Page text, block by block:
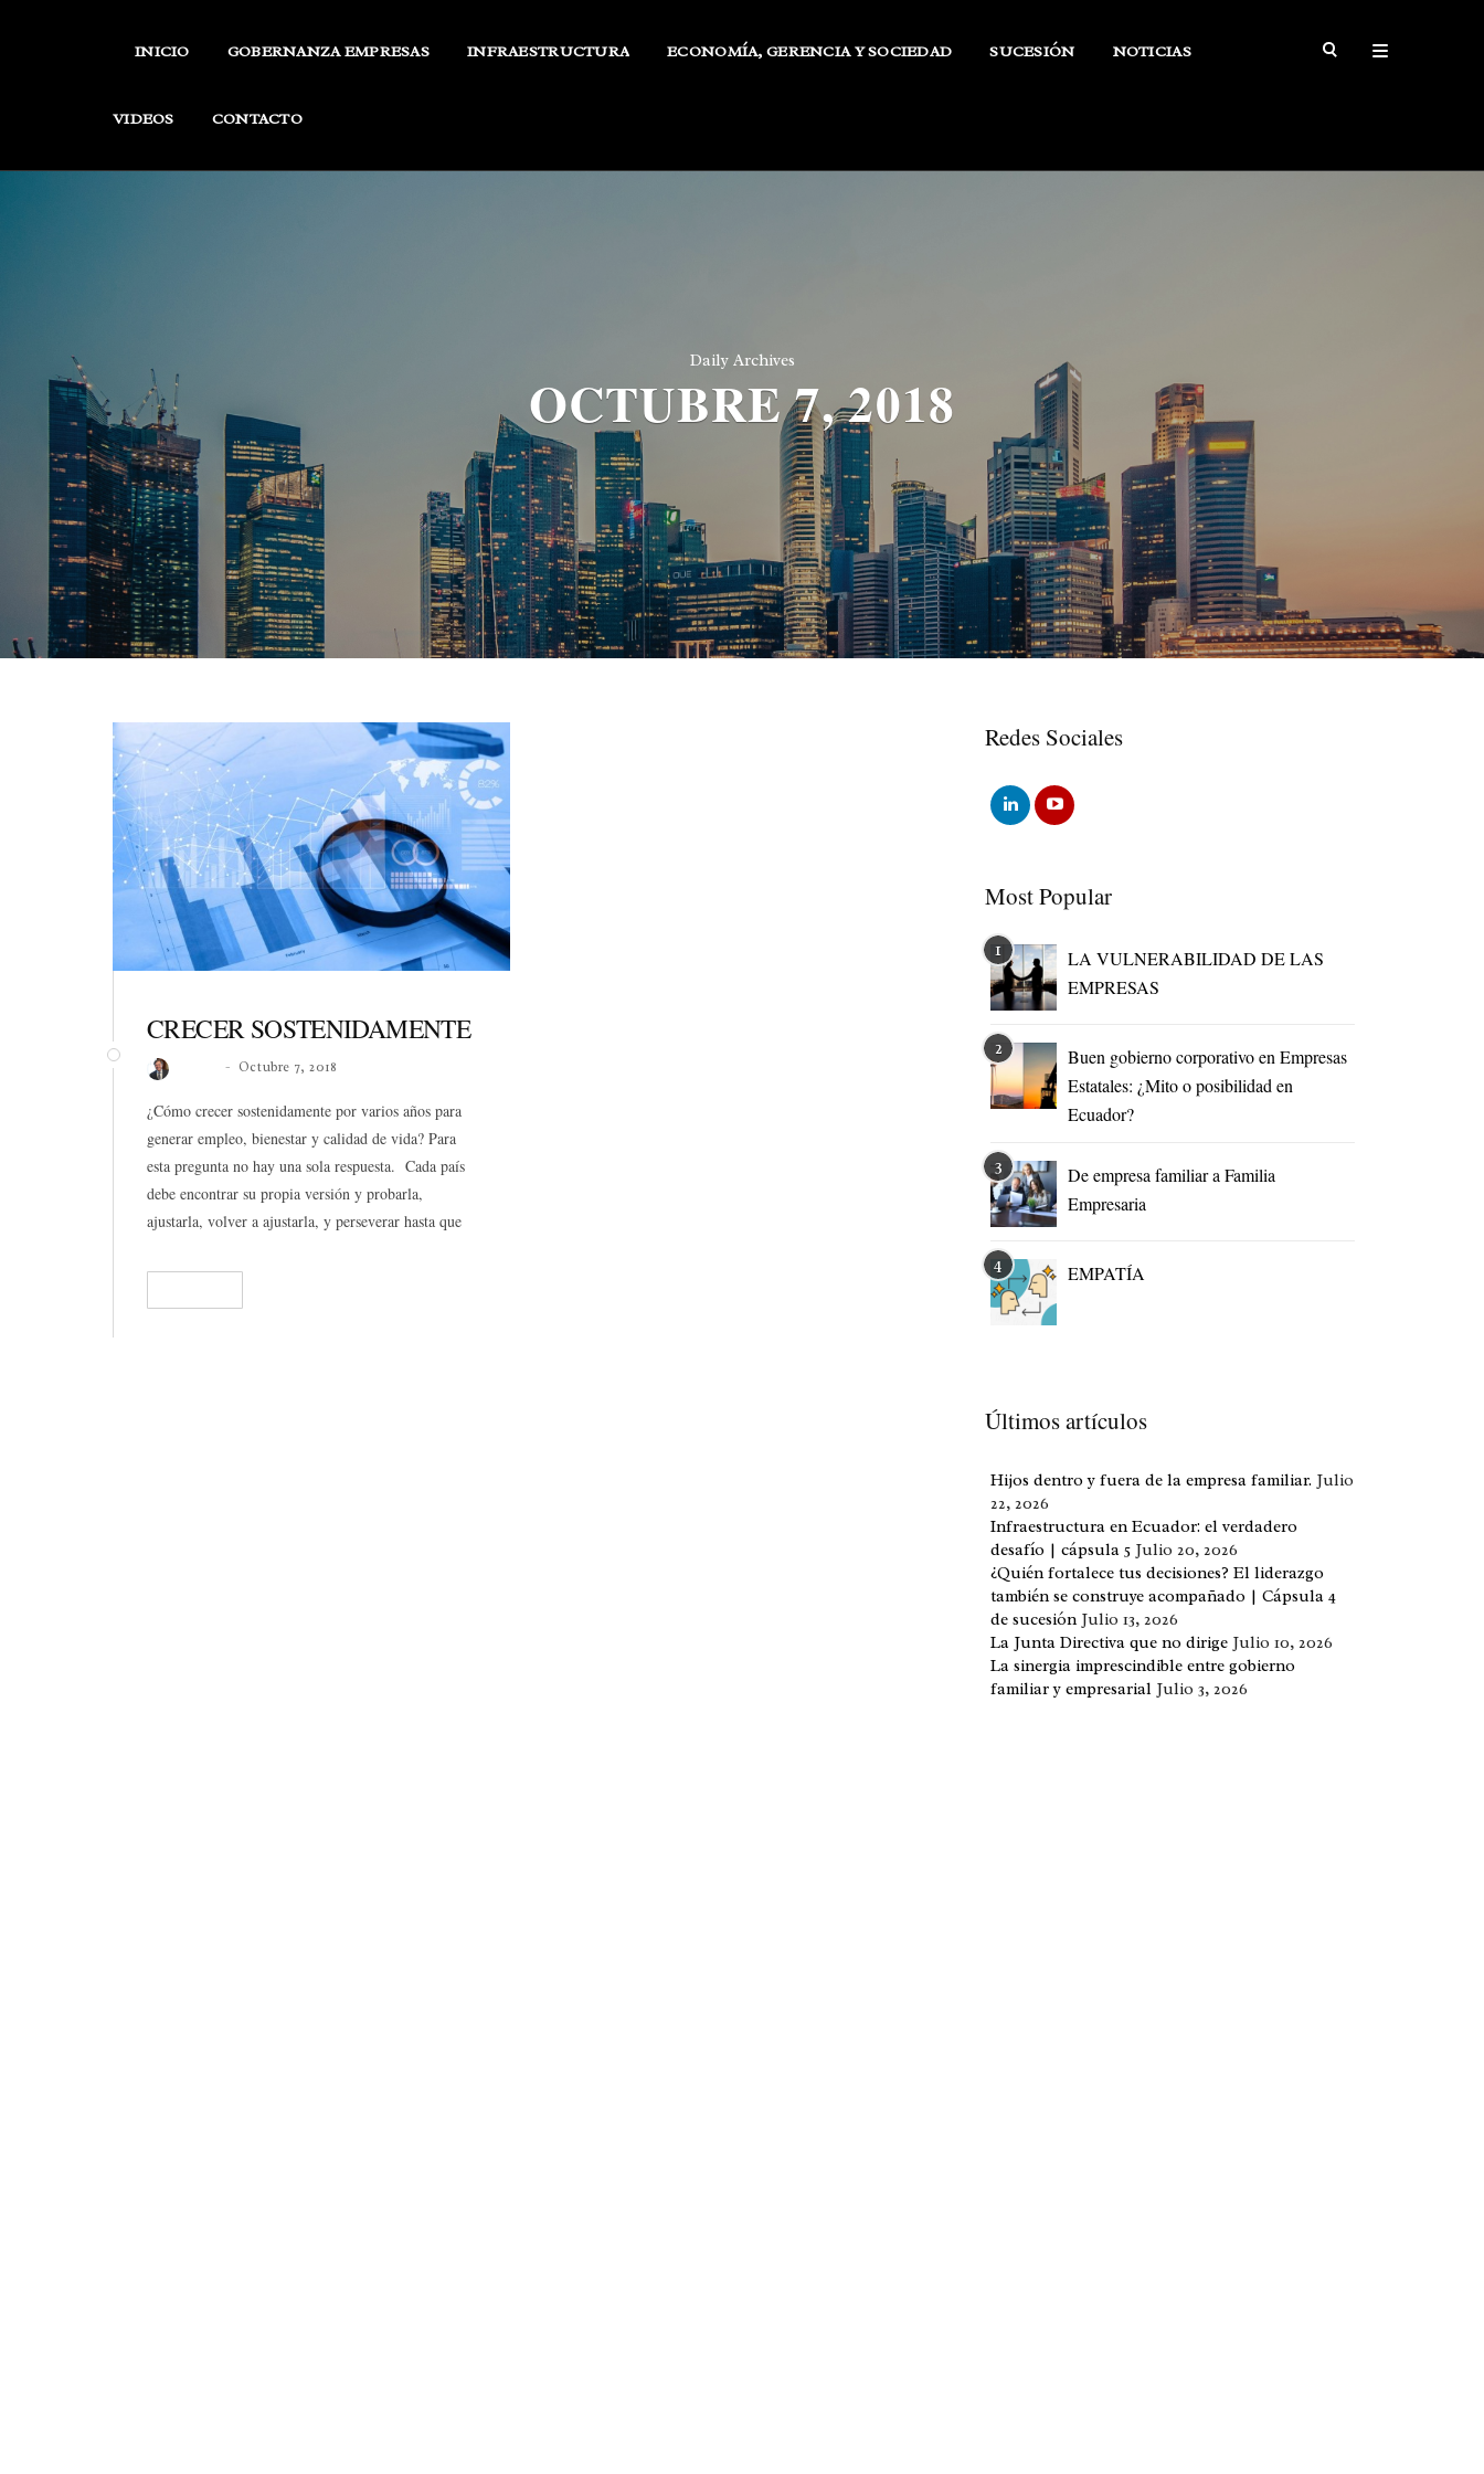
INICIO GOBERNANZA EMPRESAS INFRAESTRUCTURA ECONOMÍA, GERENCIA Y SOCIEDAD SUCESIÓN NOTICIAS
VIDEOS CONTACTO
Daily Archives
OCTUBRE 7, 2018
CRECER SOSTENIDAMENTE
Octubre 7, 2018
¿Cómo crecer sostenidamente por varios años para
generar empleo, bienestar y calidad de vida? Para
esta pregunta no hay una sola respuesta. Cada país
debe encontrar su propia versión y probarla,
ajustarla, volver a ajustarla, y perseverar hasta que
Redes Sociales
Most Popular
LA VULNERABILIDAD DE LAS
EMPRESAS
Buen gobierno corporativo en Empresas
Estatales: ¿Mito o posibilidad en
Ecuador?
De empresa familiar a Familia
Empresaria
EMPATÍA
Últimos artículos
Hijos dentro y fuera de la empresa familiar. Julio
22, 2026
Infraestructura en Ecuador: el verdadero
desafío | cápsula 5 Julio 20, 2026
¿Quién fortalece tus decisiones? El liderazgo
también se construye acompañado | Cápsula 4
de sucesión Julio 13, 2026
La Junta Directiva que no dirige Julio 10, 2026
La sinergia imprescindible entre gobierno
familiar y empresarial Julio 3, 2026